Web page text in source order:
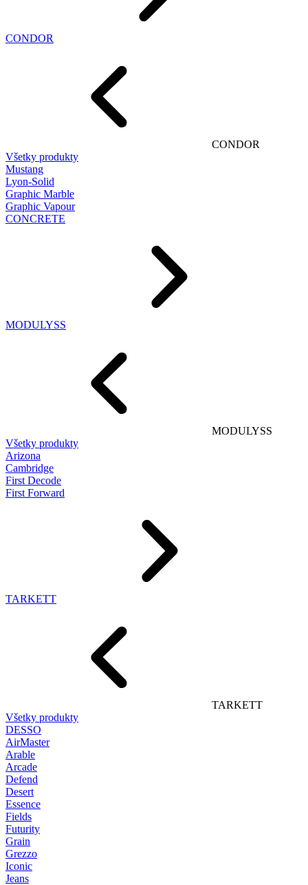
CONDOR
CONDOR
Všetky produkty
Mustang
Lyon-Solid
Graphic Marble
Graphic Vapour
CONCRETE
MODULYSS
MODULYSS
Všetky produkty
Arizona
Cambridge
First Decode
First Forward
TARKETT
TARKETT
Všetky produkty
DESSO
AirMaster
Arable
Arcade
Defend
Desert
Essence
Fields
Futurity
Grain
Grezzo
Iconic
Jeans